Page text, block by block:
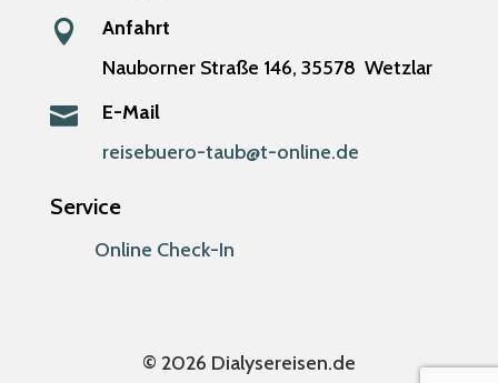

Anfahrt
Nauborner Straße 146, 35578 Wetzlar

E-Mail
reisebuero-taub@t-online.de
Service
Online Check-In
© 2026 Dialysereisen.de